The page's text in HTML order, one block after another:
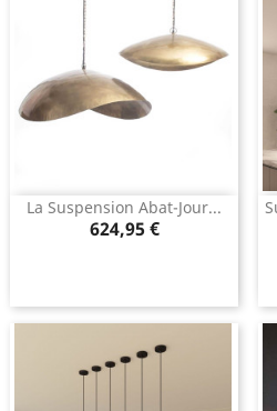
La Suspension Abat-Jour...
Prix
624,95 €